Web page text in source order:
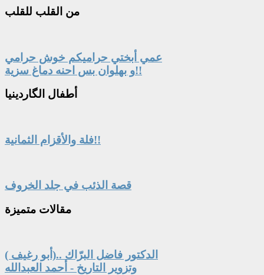
من القلب للقلب
عمي أبختي حراميكم خوش حرامي
و بهلوان بس احنه دماغ سزية!!
أطفال الگاردينيا
فلة والأقزام الثمانية!!
قصة الذئب في جلد الخروف
مقالات متميزة
الدكتور فاضل البرّاك ..(أبو رغيف )
وتزوير التاريخ - أحمد العبدالله